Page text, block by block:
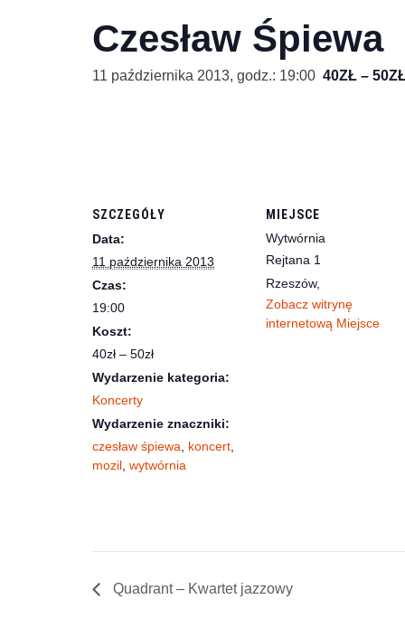
Czesław Śpiewa
11 października 2013, godz.: 19:00 40ZŁ –
SZCZEGÓŁY
Data:
11 października 2013
Czas:
19:00
Koszt:
40zł – 50zł
Wydarzenie kategoria:
Koncerty
Wydarzenie znaczniki:
czesław śpiewa
koncert
mozil wytwórnia
MIEJSCE
Wytwórnia
Rejtana 1
Rzeszów,
Zobacz witrynę
internetową Miejsce
Quadrant – Kwartet jazzowy